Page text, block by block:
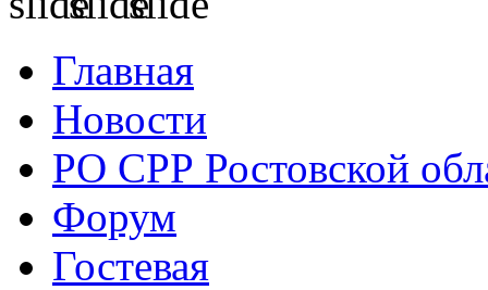
Главная
Новости
РО СРР Ростовской
Форум
Гостевая